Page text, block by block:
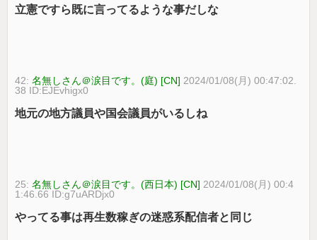
立憲ですら既に言ってるような事だしな
42:名無しさん＠涙目です。(庭) [CN] 2024/01/08(月) 00:47:02.
38 ID:EJEvhigx0
地元の地方議員や国会議員がいるしね
25:名無しさん＠涙目です。(西日本) [CN] 2024/01/08(月) 00:4
1:46.66 ID:g7uARDjx0
やってる事は再生数稼ぎの迷惑系配信者と同じ